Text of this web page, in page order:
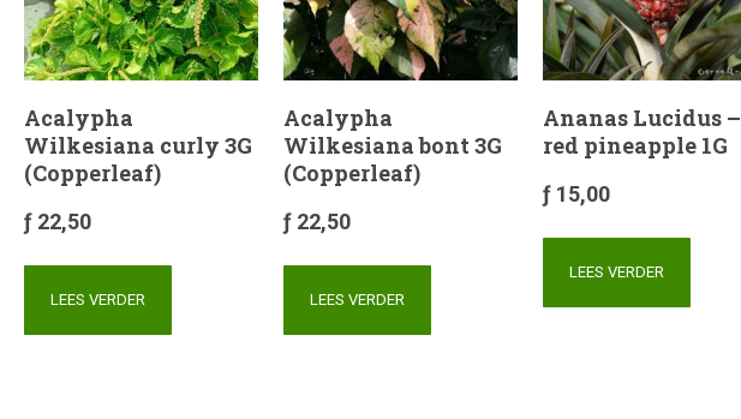
Acalypha
Wilkesiana curly 3G
(Copperleaf)
ƒ 22,50
LEES VERDER
Acalypha
Wilkesiana bont 3G
(Copperleaf)
ƒ 22,50
LEES VERDER
Ananas Lucidus –
red pineapple 1G
ƒ 15,00
LEES VERDER